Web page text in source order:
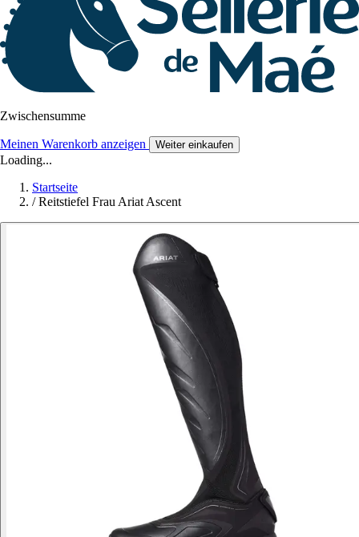
Zwischensumme
Meinen Warenkorb anzeigen Weiter einkaufen
Loading...
Startseite
/ Reitstiefel Frau Ariat Ascent